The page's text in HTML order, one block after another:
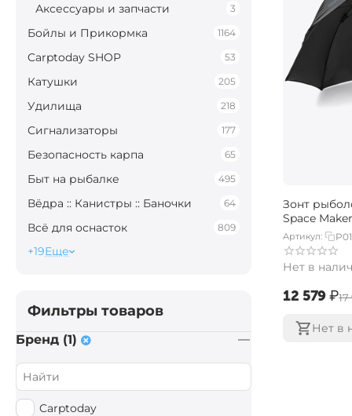
Зонт
Space
Артикул:
Нет в
‍12 579‍₽
Нет в
Аксессуары и запчасти 3
Бойлы и Прикормка 1164
Carptoday SHOP 53
Катушки 205
Удилища 218
Сигнализаторы 177
Безопасность карпа 65
Быт на рыбалке 495
Вёдра :: Канистры :: Баночки 64
Всё для оснасток 809
+19Еще
Фильтры товаров
Бренд (1)
Carptoday